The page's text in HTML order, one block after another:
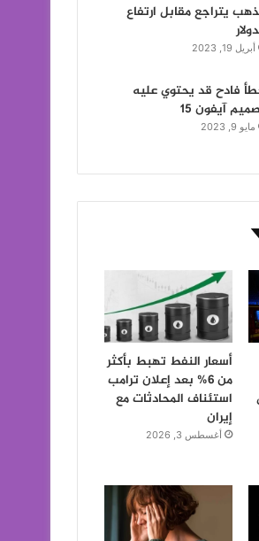
يتراجع مقابل ارتفاع
أبريل 19, 2023
فادح قد يحتوي عليه
آيفون 15
مايو 9, 2023
أسعار النفط تهبط بأكثر
من 6% بعد إعلان ترامب
استئناف المحادثات مع
إيران
أغسطس 3, 2026